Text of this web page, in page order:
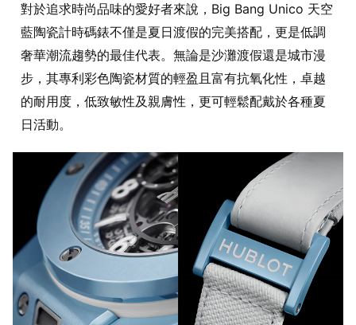
對於追求時尚品味的愛好者來說，Big Bang Unico 天空
藍陶瓷計時碼錶不僅是夏日渡假的完美搭配，更是低調
奢華潮流趨勢的最佳代表。無論是沙灘渡假還是城市漫
步，其專利彩色陶瓷材質的輕盈且富有抗氧化性，卓越
的耐用度，低致敏性及親膚性，更可輕鬆配戴於各種夏
日活動。